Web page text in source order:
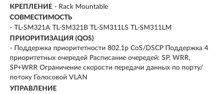
КРЕПЛЕНИЕ - Rack Mountable
СОВМЕСТИМОСТЬ
- TL-SM321A TL-SM321B TL-SM311LS TL-SM311LM
ПРИОРИТИЗАЦИЯ (QOS)
- Поддержка приоритетности 802.1p CoS/DSCP Поддержка 4
приоритетных очередей Расписание очередей: SP, WRR,
SP+WRR Ограничение скорости передачи данных по порту/
потоку Голосовой VLAN
УПРАВЛЕНИЕ